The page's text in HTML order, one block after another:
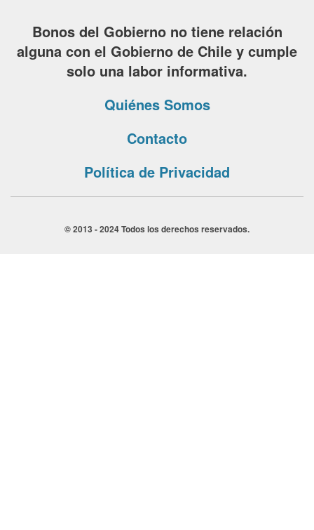
Bonos del Gobierno no tiene relación
alguna con el Gobierno de Chile y cumple
solo una labor informativa.
Quiénes Somos
Contacto
Política de Privacidad
© 2013 - 2024 Todos los derechos reservados.